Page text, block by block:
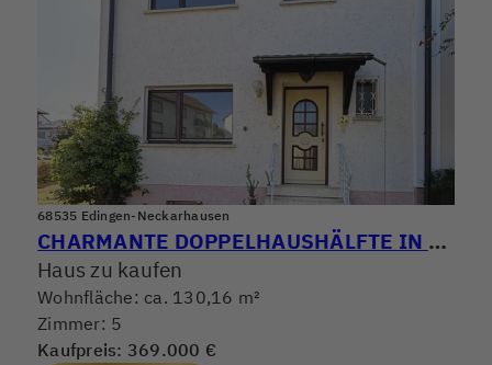
68535 Edingen-Neckarhausen
CHARMANTE DOPPELHAUSHÄLFTE IN RUHIGER LAGE – IDEAL ZUR MODERNISIERUNG
Haus zu kaufen
Wohnfläche: ca. 130,16 m²
Zimmer: 5
Kaufpreis: 369.000 €